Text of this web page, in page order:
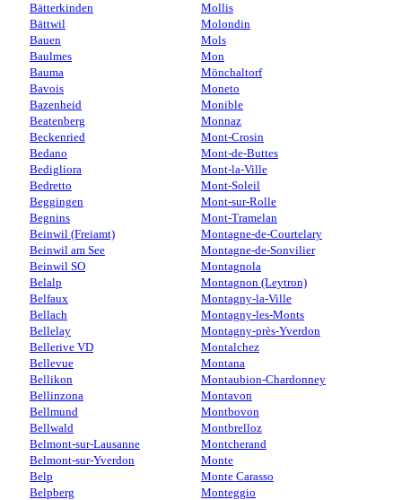
Bätterkinden
Bättwil
Bauen
Baulmes
Bauma
Bavois
Bazenheid
Beatenberg
Beckenried
Bedano
Bedigliora
Bedretto
Beggingen
Begnins
Beinwil (Freiamt)
Beinwil am See
Beinwil SO
Belalp
Belfaux
Bellach
Bellelay
Bellerive VD
Bellevue
Bellikon
Bellinzona
Bellmund
Bellwald
Belmont-sur-Lausanne
Belmont-sur-Yverdon
Belp
Belpberg
Mollis
Molondin
Mols
Mon
Mönchaltorf
Moneto
Monible
Monnaz
Mont-Crosin
Mont-de-Buttes
Mont-la-Ville
Mont-Soleil
Mont-sur-Rolle
Mont-Tramelan
Montagne-de-Courtelary
Montagne-de-Sonvilier
Montagnola
Montagnon (Leytron)
Montagny-la-Ville
Montagny-les-Monts
Montagny-près-Yverdon
Montalchez
Montana
Montaubion-Chardonney
Montavon
Montbovon
Montbrelloz
Montcherand
Monte
Monte Carasso
Monteggio